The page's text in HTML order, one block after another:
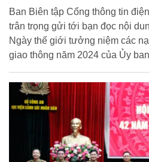
Ban Biên tập Cổng thông tin
trân trọng gửi tới bạn đọc nội
Ngày thế giới tưởng niệm các
giao thông năm 2024 của Ủy